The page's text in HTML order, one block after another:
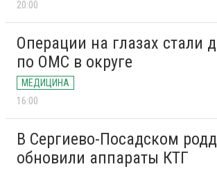
20:00
Операции на глазах стали
по ОМС в округе
МЕДИЦИНА
16:00
В Сергиево-Посадском
обновили аппараты КТГ